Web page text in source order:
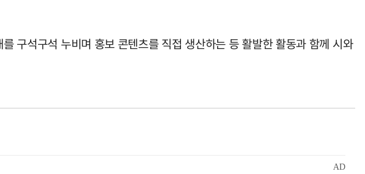
구석구석 누비며 홍보 콘텐츠를 직접 생산하는 등 활발한 활동과 함께 시와